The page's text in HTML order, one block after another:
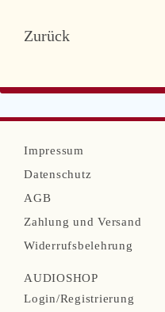
Zurück
N
a
v
i
g
t
Impressum
Datenschutz
AGB
Zahlung und Versand
Widerrufsbelehrung
AUDIOSHOP
N
Login/Registrierung